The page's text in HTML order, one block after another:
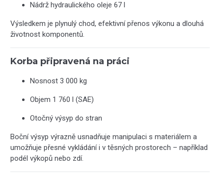
Nádrž hydraulického oleje 67 l
Výsledkem je plynulý chod, efektivní přenos výkonu a dlouhá
životnost komponentů.
Korba připravená na práci
Nosnost 3 000 kg
Objem 1 760 l (SAE)
Otočný výsyp do stran
Boční výsyp výrazně usnadňuje manipulaci s materiálem a
umožňuje přesné vykládání i v těsných prostorech – například
podél výkopů nebo zdí.